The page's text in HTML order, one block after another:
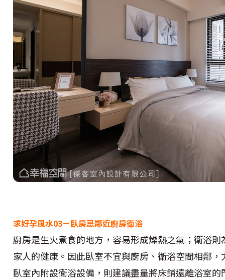
求好孕風水03－臥房忌鄰近廚房衛浴
廚房是生火煮食的地方，容易形成燥熱之氣；衛浴
家人的健康。因此臥室不宜與廚房、衛浴空間相鄰
臥室內附設衛浴設備，則建議盡量將床鋪遠離浴室的